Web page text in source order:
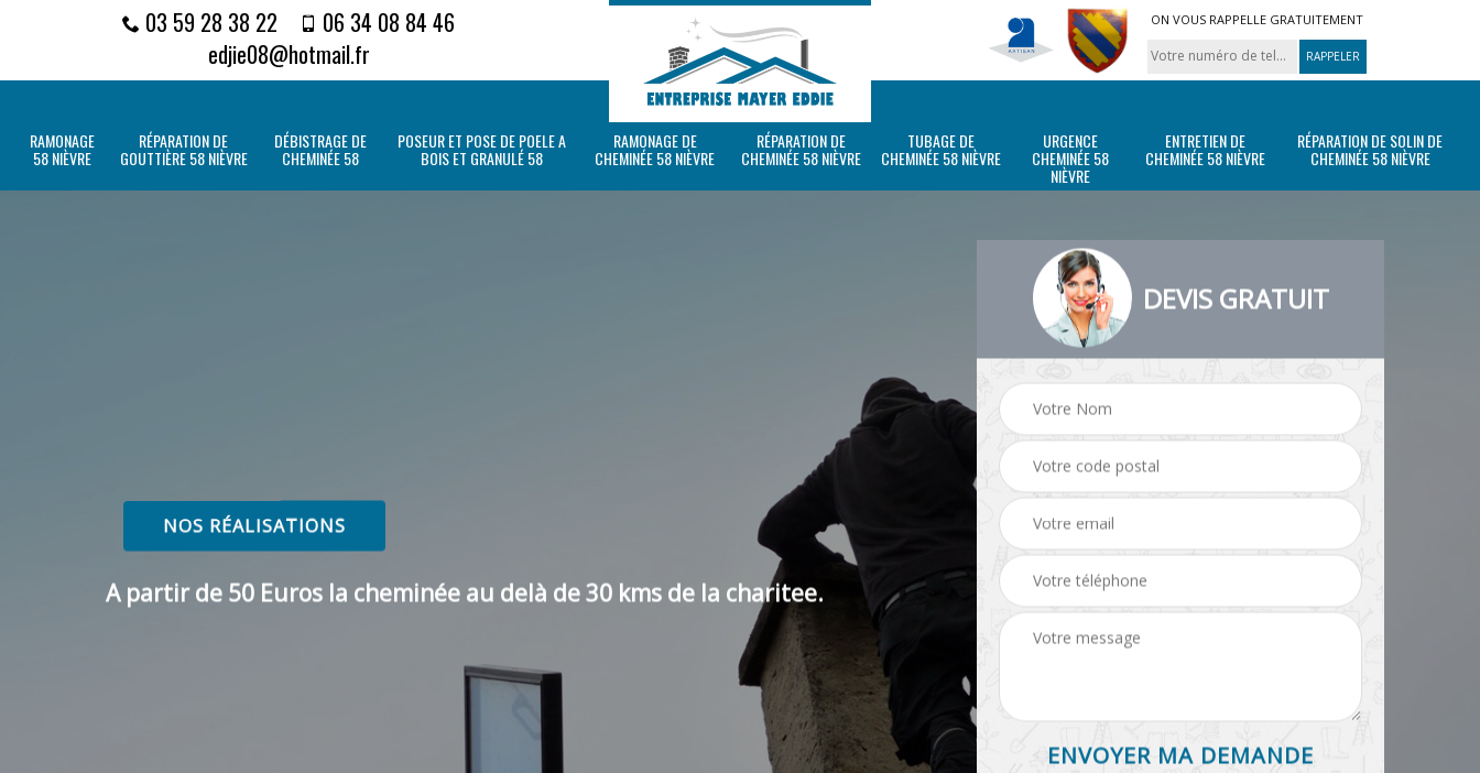
03 59 28 38 22
06 34 08 84 46
edjie08@hotmail.fr
ON VOUS RAPPELLE GRATUITEMENT
RAMONAGE
58 NIÈVRE
RÉPARATION DE
GOUTTIÈRE 58 NIÈVRE
DÉBISTRAGE DE
CHEMINÉE 58
POSEUR ET POSE DE POELE A
BOIS ET GRANULÉ 58
RAMONAGE DE
CHEMINÉE 58 NIÈVRE
RÉPARATION DE
CHEMINÉE 58 NIÈVRE
TUBAGE DE
CHEMINÉE 58 NIÈVRE
URGENCE
CHEMINÉE 58
NIÈVRE
ENTRETIEN DE
CHEMINÉE 58 NIÈVRE
RÉPARATION DE SOLIN DE
CHEMINÉE 58 NIÈVRE
NOS RÉALISATIONS
A partir de 50 Euros la cheminée au delà de 30 kms de la charitee.
DEVIS GRATUIT